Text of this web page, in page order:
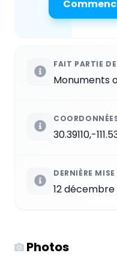
FAIT PARTIE DE
Monuments
30.39110,-
DERNIÈRE
12 décembre
Photos